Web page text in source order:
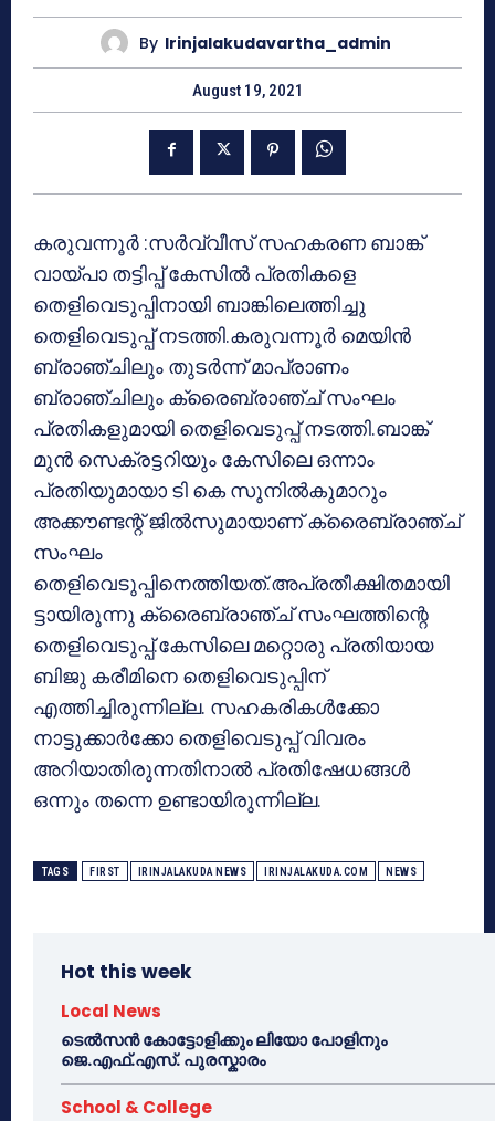
By Irinjalakudavartha_admin
August 19, 2021
കരുവന്നൂര്‍ :സര്‍വ്വീസ് സഹകരണ ബാങ്ക്
വായ്പാ തട്ടിപ്പ് കേസില്‍ പ്രതികളെ
തെളിവെടുപ്പിനായി ബാങ്കിലെത്തിച്ചു
തെളിവെടുപ്പ് നടത്തി.കരുവന്നൂര്‍ മെയിന്‍
ബ്രാഞ്ചിലും തുടർന്ന് മാപ്രാണം
ബ്രാഞ്ചിലും ക്രൈബ്രാഞ്ച് സംഘം
പ്രതികളുമായി തെളിവെടുപ്പ് നടത്തി.ബാങ്ക്
മുന്‍ സെക്രട്ടറിയും കേസിലെ ഒന്നാം
പ്രതിയുമായാ ടി കെ സുനില്‍കുമാറും
അക്കൗണ്ടന്റ് ജില്‍സുമായാണ് ക്രൈബ്രാഞ്ച്
സംഘം
തെളിവെടുപ്പിനെത്തിയത്.അപ്രതീക്ഷിതമായി
ട്ടായിരുന്നു ക്രൈബ്രാഞ്ച് സംഘത്തിന്റെ
തെളിവെടുപ്പ്.കേസിലെ മറ്റൊരു പ്രതിയായ
ബിജു കരീമിനെ തെളിവെടുപ്പിന്
എത്തിച്ചിരുന്നില്ല. സഹകരികള്‍ക്കോ
നാട്ടുക്കാര്‍ക്കോ തെളിവെടുപ്പ് വിവരം
അറിയാതിരുന്നതിനാല്‍ പ്രതിഷേധങ്ങള്‍
ഒന്നും തന്നെ ഉണ്ടായിരുന്നില്ല.
TAGS FIRST IRINJALAKUDA NEWS IRINJALAKUDA.COM NEWS
Hot this week
Local News
ടെൽസൻ കോട്ടോളിക്കും ലിയോ പോളിനും
ജെ.എഫ്.എസ്. പുരസ്കാരം
School & College